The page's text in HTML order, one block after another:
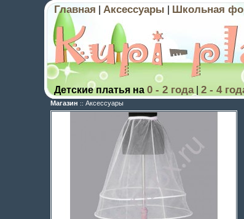
Главная Аксессуары Школьная
Детские платья на 0 - 2 года| 2 - 4
Магазин :: Аксессуары